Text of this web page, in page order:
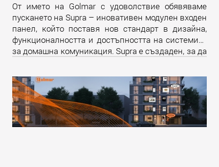
От името на Golmar с удоволствие обявяваме
пускането на Supra – иновативен модулен входен
панел, който поставя нов стандарт в дизайна,
функционалността и достъпността на системите
за домашна комуникация. Supra е създаден, за да
потребители, така и за професионалистите в
бранша.Прочети още